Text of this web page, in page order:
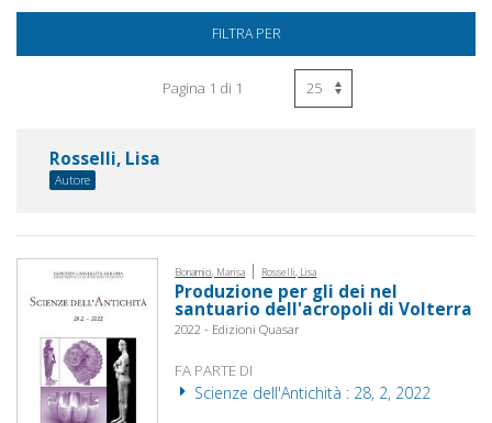
FILTRA PER
Pagina 1 di 1
Rosselli, Lisa
Autore
Bonamici, Marisa | Rosselli, Lisa
Produzione per gli dei nel
santuario dell'acropoli di Volterra
2022 - Edizioni Quasar
FA PARTE DI
Scienze dell'Antichità : 28, 2, 2022